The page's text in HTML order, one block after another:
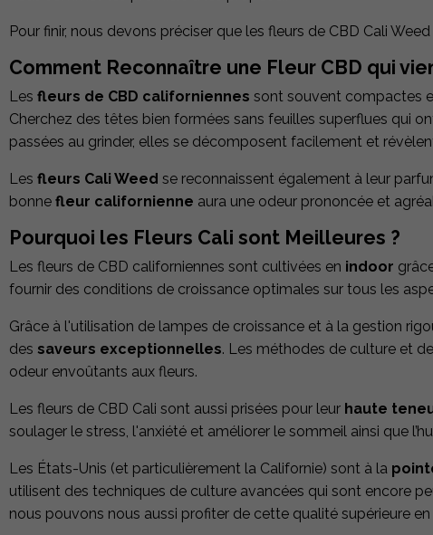
Pour finir, nous devons préciser que les fleurs de CBD Cali
Comment Reconnaître une Fleur CBD qui
Les fleurs de CBD californiennes sont souvent compactes
Cherchez des têtes bien formées sans feuilles superflues qui
passées au grinder, elles se décomposent facilement et
Les fleurs Cali Weed se reconnaissent également à leur
bonne fleur californienne aura une odeur prononcée et
Pourquoi les Fleurs Cali sont Meilleures ?
Les fleurs de CBD californiennes sont cultivées en indoor
fournir des conditions de croissance optimales sur tous les
Grâce à l'utilisation de lampes de croissance et à la gestion
des saveurs exceptionnelles. Les méthodes de culture et
odeur envoûtants aux fleurs.
Les fleurs de CBD Cali sont aussi prisées pour leur haute
soulager le stress, l'anxiété et améliorer le sommeil ainsi que
Les États-Unis (et particulièrement la Californie) sont à la
utilisent des techniques de culture avancées qui sont encore
nous pouvons nous aussi profiter de cette qualité supérieure en